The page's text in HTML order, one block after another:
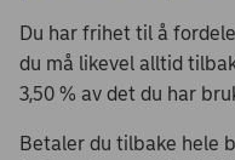
Du har frihet til å
du må likevel alltid
3,50 % av det du har
Betaler du tilbake hele